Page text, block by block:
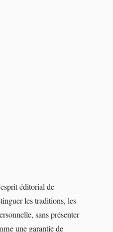
éditorial de
les traditions, les
sans présenter
une garantie de